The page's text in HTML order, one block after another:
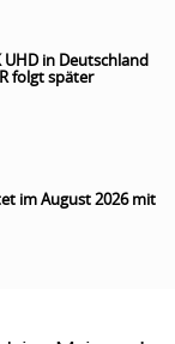
UHD in Deutschland
folgt später
im August 2026 mit